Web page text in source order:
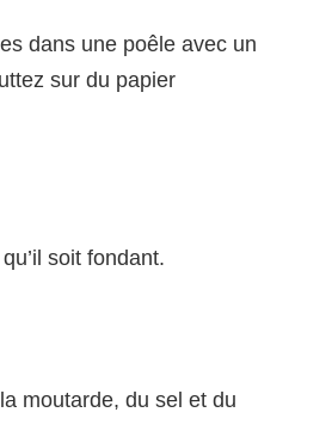
dans une poêle avec un
sur du papier
soit fondant.
moutarde, du sel et du